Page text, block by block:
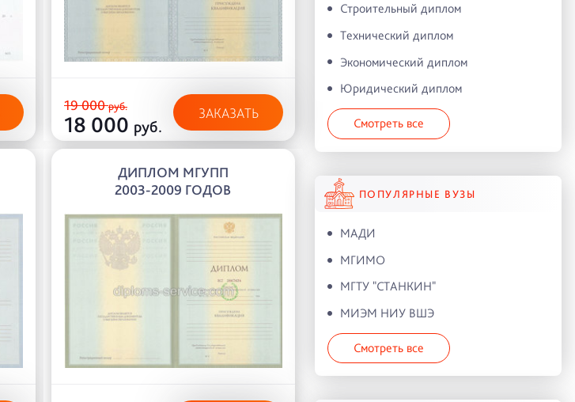
19 000руб.
18 000 руб.
ЗАКАЗАТЬ
ДИПЛОМ МГУПП
2003-2009 ГОДОВ
Строительный диплом
Технический диплом
Экономический диплом
Юридический диплом
Смотреть все
ПОПУЛЯРНЫЕ ВУЗЫ
МАДИ
МГИМО
МГТУ "СТАНКИН"
МИЭМ НИУ ВШЭ
Смотреть все